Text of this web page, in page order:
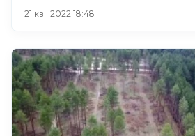
21 кві. 2022 18:48